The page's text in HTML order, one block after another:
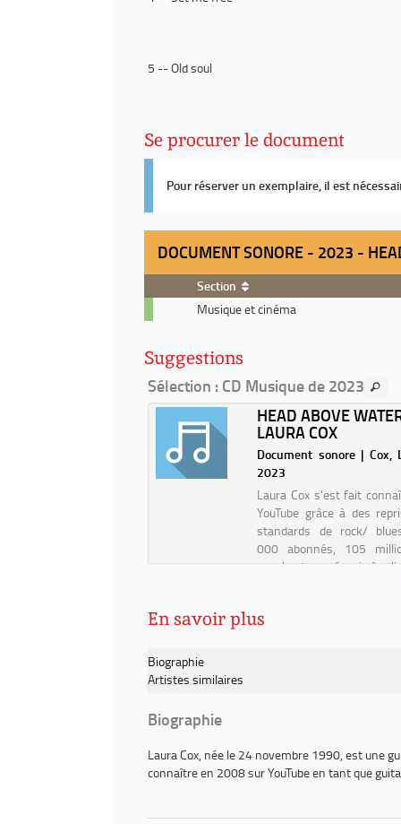
5 -- Old soul
Se procurer le document
Pour réserver un exemplaire, il est
DOCUMENT SONORE - 2023 -
sonore
2023
Head
above
Laura
Cox
Section
Musique et cinéma
Suggestions
Sélection : CD Musique de 2023
HEAD ABOVE
LAURA COX
Document sonore | Cox,
2023
Laura Cox s'est fait
YouTube grâce à des
standards de rock/
000 abonnés, 105
vues) et a réussi à
comme la chanteuse-
française, g...
En savoir plus
Biographie
Artistes similaires
Biographie
Laura Cox, née le 24 novembre 1990, est une
connaître en 2008 sur YouTube en tant que